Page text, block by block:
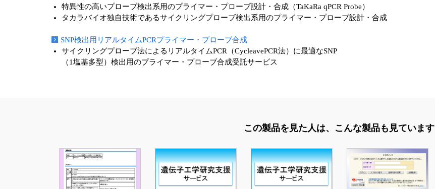
特異性の高いプローブ検出系用のプライマー・プローブ設計・合成（TaKaRa qPCR Probe）
タカラバイオ独自技術であるサイクリングプローブ検出系用のプライマー・プローブ設計・合成
SNP検出用リアルタイムPCRプライマー・プローブ合成
サイクリングプローブ法によるリアルタイムPCR（CycleavePCR法）に最適なSNP
（1塩基多型）検出用のプライマー・プローブ合成受託サービス
この製品を見た人は、 こんな製品も見ています